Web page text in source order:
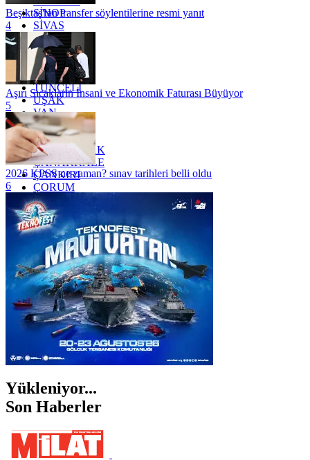
SİNOP
SİVAS
SİİRT
TEKİRDAĞ
TOKAT
TRABZON
TUNCELİ
UŞAK
VAN
YALOVA
YOZGAT
ZONGULDAK
ÇANAKKALE
ÇANKIRI
ÇORUM
İSTANBUL
İZMİR
ŞANLIURFA
ŞIRNAK
Beşiktaş'tan transfer söylentilerine resmi yanıt
4
Aşırı Sıcakların İnsani ve Ekonomik Faturası Büyüyor
5
2026 KPSS ne zaman? sınav tarihleri belli oldu
6
Yükleniyor...
Son Haberler